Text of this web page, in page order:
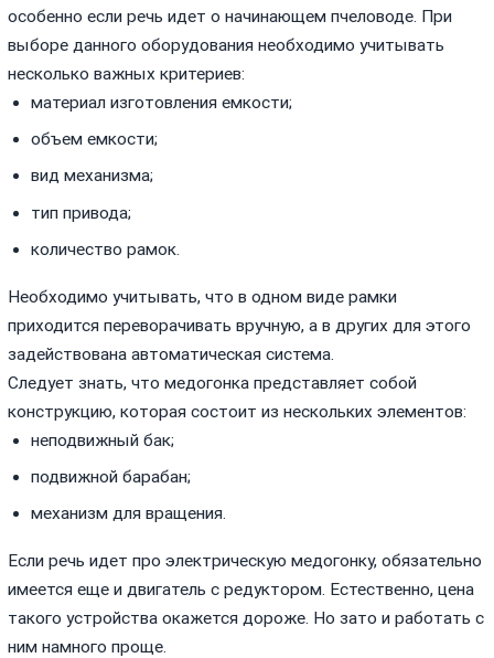
особенно если речь идет о начинающем пчеловоде. При
выборе данного оборудования необходимо учитывать
несколько важных критериев:
материал изготовления емкости;
объем емкости;
вид механизма;
тип привода;
количество рамок.
Необходимо учитывать, что в одном виде рамки
приходится переворачивать вручную, а в других для этого
задействована автоматическая система.
Следует знать, что медогонка представляет собой
конструкцию, которая состоит из нескольких элементов:
неподвижный бак;
подвижной барабан;
механизм для вращения.
Если речь идет про электрическую медогонку, обязательно
имеется еще и двигатель с редуктором. Естественно, цена
такого устройства окажется дороже. Но зато и работать с
ним намного проще.